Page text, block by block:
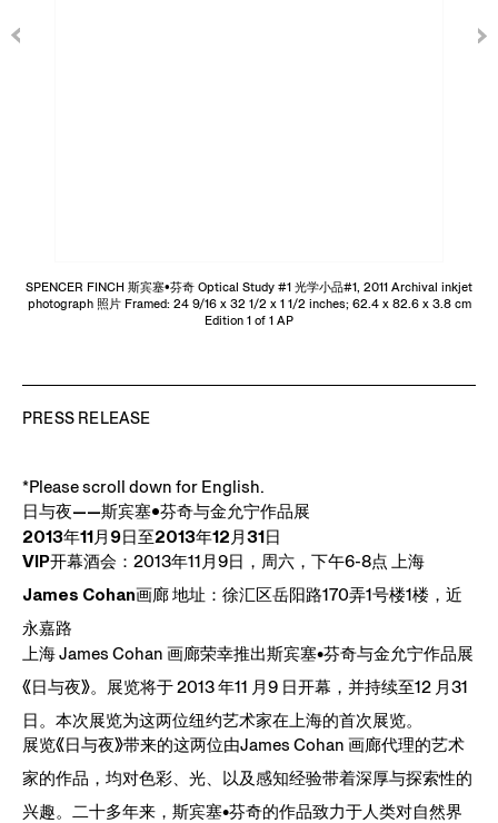
SPENCER FINCH 斯宾塞•芬奇 Optical Study #1 光学小品#1, 2011 Archival inkjet
photograph 照片 Framed: 24 9/16 x 32 1/2 x 1 1/2 inches; 62.4 x 82.6 x 3.8 cm
Edition 1 of 1 AP
PRESS RELEASE
*Please scroll down for English.
日与夜——斯宾塞•芬奇与金允宁作品展
2013年11月9日至2013年12月31日
VIP开幕酒会： 2013年11月9日，周六，下午6-8点 上海
James Cohan画廊 地址 ：徐汇区岳阳路170弄1号楼1楼，近
永嘉路
上海 James Cohan 画廊荣幸推出斯宾塞•芬奇与金允宁作品展
《日与夜》。展览将于 2013 年11 月9 日开幕，并持续至12 月31
日。本次展览为这两位纽约艺术家在上海的首次展览。
展览《日与夜》带来的这两位由James Cohan 画廊代理的艺术
家的作品，均对色彩、光、以及感知经验带着深厚与探索性的
兴趣。二十多年来，斯宾塞•芬奇的作品致力于人类对自然界